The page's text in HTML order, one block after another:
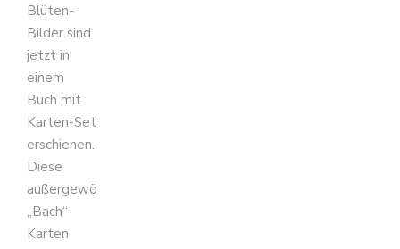
Blüten-
Bilder sind
jetzt in
einem
Buch mit
Karten-Set
erschienen.
Diese
außergewöhnlichen
„Bach“-
Karten